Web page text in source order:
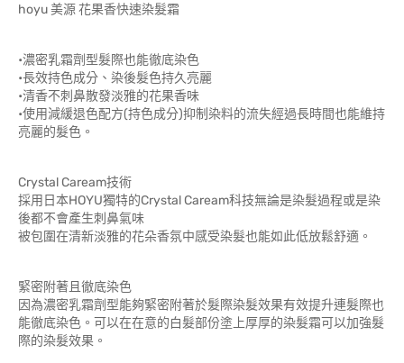
hoyu 美源 花果香快速染髮霜
•濃密乳霜劑型髮際也能徹底染色
•長效持色成分、染後髮色持久亮麗
•清香不刺鼻散發淡雅的花果香味
•使用減緩退色配方(持色成分)抑制染料的流失經過長時間也能維持
亮麗的髮色。
Crystal Caream技術
採用日本HOYU獨特的Crystal Caream科技無論是染髮過程或是染
後都不會產生刺鼻氣味
被包圍在清新淡雅的花朵香氛中感受染髮也能如此低放鬆舒適。
緊密附著且徹底染色
因為濃密乳霜劑型能夠緊密附著於髮際染髮效果有效提升連髮際也
能徹底染色。可以在在意的白髮部份塗上厚厚的染髮霜可以加強髮
際的染髮效果。